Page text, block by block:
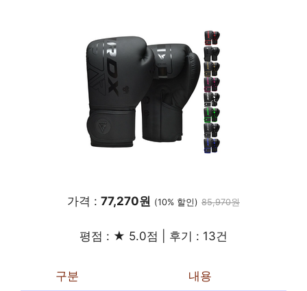
가격 : 77,270원 (10% 할인) 85,970원
평점 : ★ 5.0점 | 후기 : 13건
구분 내용